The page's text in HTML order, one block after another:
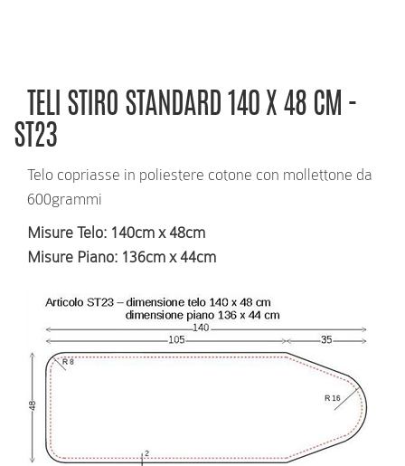
TELI STIRO STANDARD 140 X 48 CM -
ST23
Telo copriasse in poliestere cotone con mollettone da
600grammi
Misure Telo: 140cm x 48cm
Misure Piano: 136cm x 44cm